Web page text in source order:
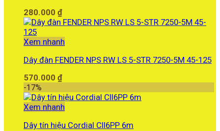
280.000 ₫
Xem nhanh
Dây đàn FENDER NPS RW LS 5-STR 7250-5M 45-125
570.000 ₫
-17%
Xem nhanh
Dây tín hiệu Cordial CII6PP 6m